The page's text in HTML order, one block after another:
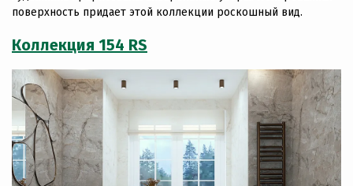
поверхность придает этой коллекции роскошный вид.
Коллекция 154 RS